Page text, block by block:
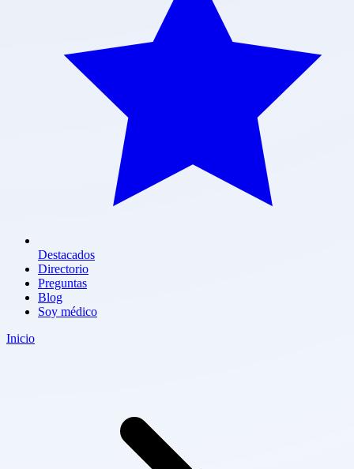
Destacados
Directorio
Preguntas
Blog
Soy médico
Inicio